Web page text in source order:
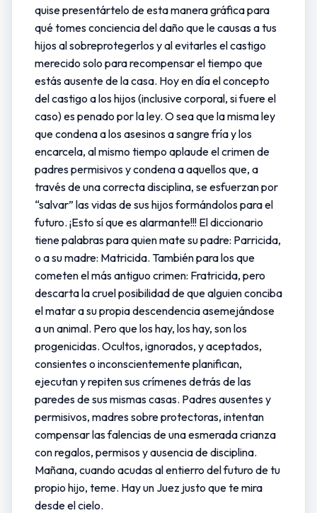
quise presentártelo de esta manera gráfica para
qué tomes conciencia del daño que le causas a tus
hijos al sobreprotegerlos y al evitarles el castigo
merecido solo para recompensar el tiempo que
estás ausente de la casa. Hoy en día el concepto
del castigo a los hijos (inclusive corporal, si fuere el
caso) es penado por la ley. O sea que la misma ley
que condena a los asesinos a sangre fría y los
encarcela, al mismo tiempo aplaude el crimen de
padres permisivos y condena a aquellos que, a
través de una correcta disciplina, se esfuerzan por
“salvar” las vidas de sus hijos formándolos para el
futuro. ¡Esto sí que es alarmante!!! El diccionario
tiene palabras para quien mate su padre: Parricida,
o a su madre: Matricida. También para los que
cometen el más antiguo crimen: Fratricida, pero
descarta la cruel posibilidad de que alguien conciba
el matar a su propia descendencia asemejándose
a un animal. Pero que los hay, los hay, son los
progenicidas. Ocultos, ignorados, y aceptados,
consientes o inconscientemente planifican,
ejecutan y repiten sus crímenes detrás de las
paredes de sus mismas casas. Padres ausentes y
permisivos, madres sobre protectoras, intentan
compensar las falencias de una esmerada crianza
con regalos, permisos y ausencia de disciplina.
Mañana, cuando acudas al entierro del futuro de tu
propio hijo, teme. Hay un Juez justo que te mira
desde el cielo.